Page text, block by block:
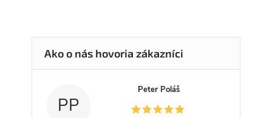
PP
Peter Poláš